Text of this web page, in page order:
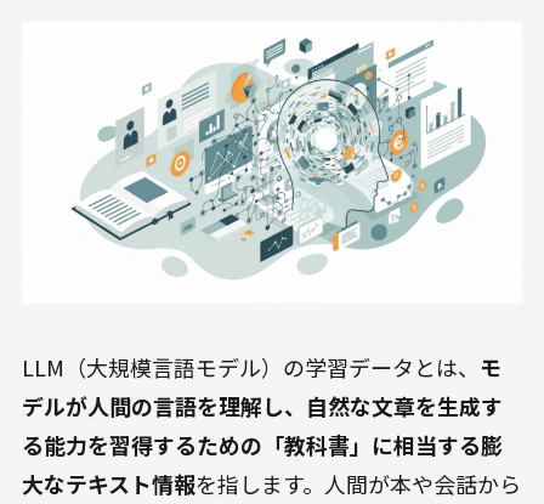
LLM（大規模言語モデル）の学習データとは、 モ
デルが人間の言語を理解し、自然な文章を生成す
る能力を習得するための「教科書」に相当する膨
大なテキスト情報を指します。人間が本や会話から